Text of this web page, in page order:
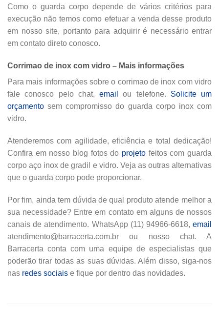
Como o guarda corpo depende de vários critérios para
execução não temos como efetuar a venda desse produto
em nosso site, portanto para adquirir é necessário entrar
em contato direto conosco.
Corrimao de inox com vidro – Mais informações
Para mais informações sobre o corrimao de inox com vidro
fale conosco pelo chat, email ou telefone. Solicite um
orçamento sem compromisso do guarda corpo inox com
vidro.
Atenderemos com agilidade, eficiência e total dedicação!
Confira em nosso blog fotos do projeto feitos com guarda
corpo aço inox de gradil e vidro. Veja as outras alternativas
que o guarda corpo pode proporcionar.
Por fim, ainda tem dúvida de qual produto atende melhor a
sua necessidade? Entre em contato em alguns de nossos
canais de atendimento. WhatsApp (11) 94966-6618, email
atendimento@barracerta.com.br ou nosso chat. A
Barracerta conta com uma equipe de especialistas que
poderão tirar todas as suas dúvidas. Além disso, siga-nos
nas redes sociais e fique por dentro das novidades.